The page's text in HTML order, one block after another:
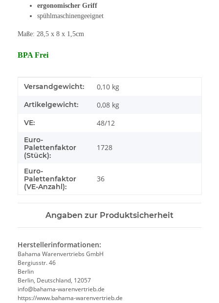
ergonomischer Griff
spühlmaschinengeeignet
Maße: 28,5 x 8 x 1,5cm
BPA Frei
Produkteigenschaft
Wert
Versandgewicht: 0,10 kg
Artikelgewicht: 0,08 kg
VE: 48/12
Euro-
Palettenfaktor
(Stück):
1728
Euro-
Palettenfaktor
(VE-Anzahl):
36
Angaben zur Produktsicherheit
Herstellerinformationen:
Bahama Warenvertriebs GmbH
Bergiusstr. 46
Berlin
Berlin, Deutschland, 12057
ed.beirtrevneraw-amahab@ofni
https://www.bahama-warenvertrieb.de